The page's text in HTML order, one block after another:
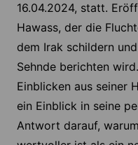
16.04.2024, statt.
Hawass, der die
dem Irak schildern
Sehnde berichten
Einblicken aus seiner
ein Einblick in seine
Antwort darauf,